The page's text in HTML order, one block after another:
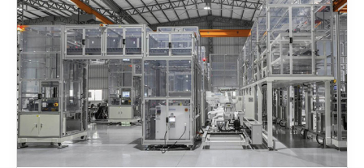
ASRS自動倉儲系統
第七軸機器人系統
輸送系統模組
垂直升降機系統
影音專區